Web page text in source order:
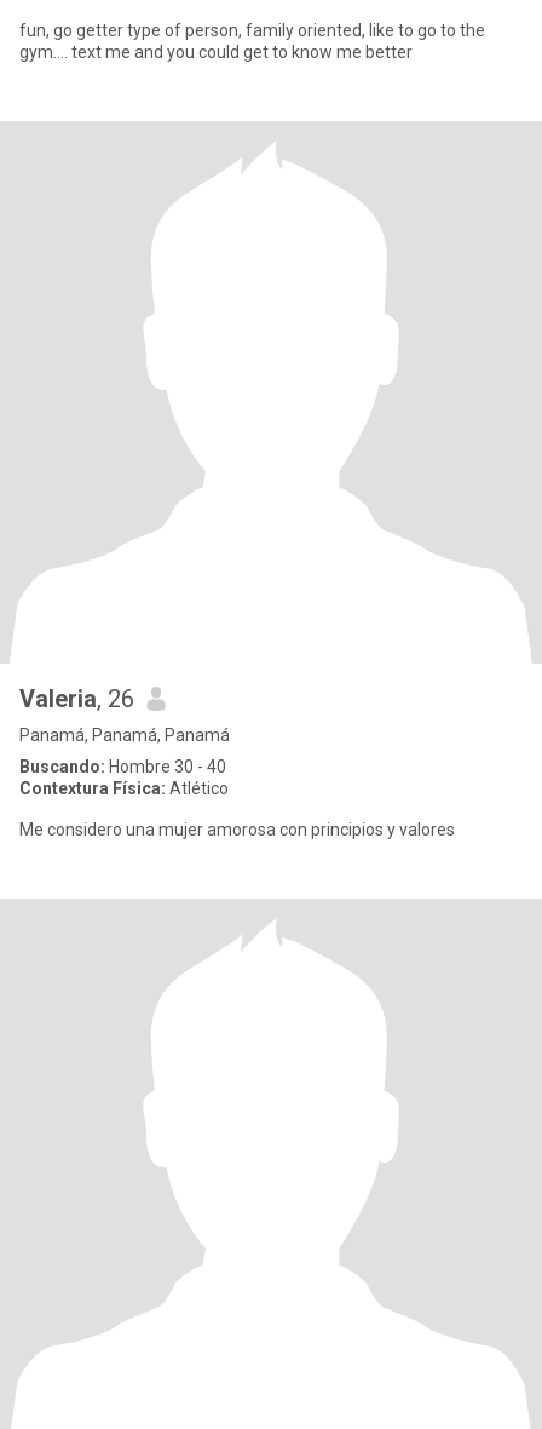
fun, go getter type of person, family oriented, like to go to the
gym.... text me and you could get to know me better
Valeria, 26
Panamá, Panamá, Panamá
Buscando: Hombre 30 - 40
Contextura Física: Atlético
Me considero una mujer amorosa con principios y valores